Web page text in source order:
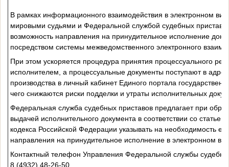
В рамках информационного взаимодействия в электронном
мировыми судьями и Федеральной службой судебных
возможность направления на принудительное исполнение
посредством системы межведомственного электронного
При этом ускоряется процедура принятия процессуального
исполнителем, а процессуальные документы поступают в
производства в личный кабинет Единого портала
чего снижаются риски подделки и утраты исполнительных
Федеральная служба судебных приставов предлагает при
выдачей исполнительного документа в соответствии со
кодекса Российской Федерации указывать на необходимость
направления на принудительное исполнение в электронном
Контактный телефон Управления Федеральной службы
8 (4932) 48-26-50